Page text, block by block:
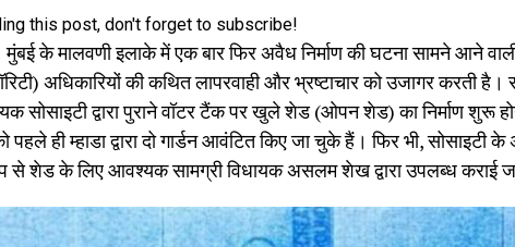
this post, don't forget to subscribe!
मुंबई के मालवणी इलाके में एक बार फिर अवैध निर्माण की घटना सामने आने वाली
अधिकारियों की कथित लापरवाही और भ्रष्टाचार को उजागर करती है।
सोसाइटी द्वारा पुराने वॉटर टैंक पर खुले शेड (ओपन शेड) का निर्माण शुरू
पहले ही म्हाडा द्वारा दो गार्डन आवंटित किए जा चुके हैं। फिर भी,
शेड के लिए आवश्यक सामग्री विधायक असलम शेख द्वारा उपलब्ध कराई